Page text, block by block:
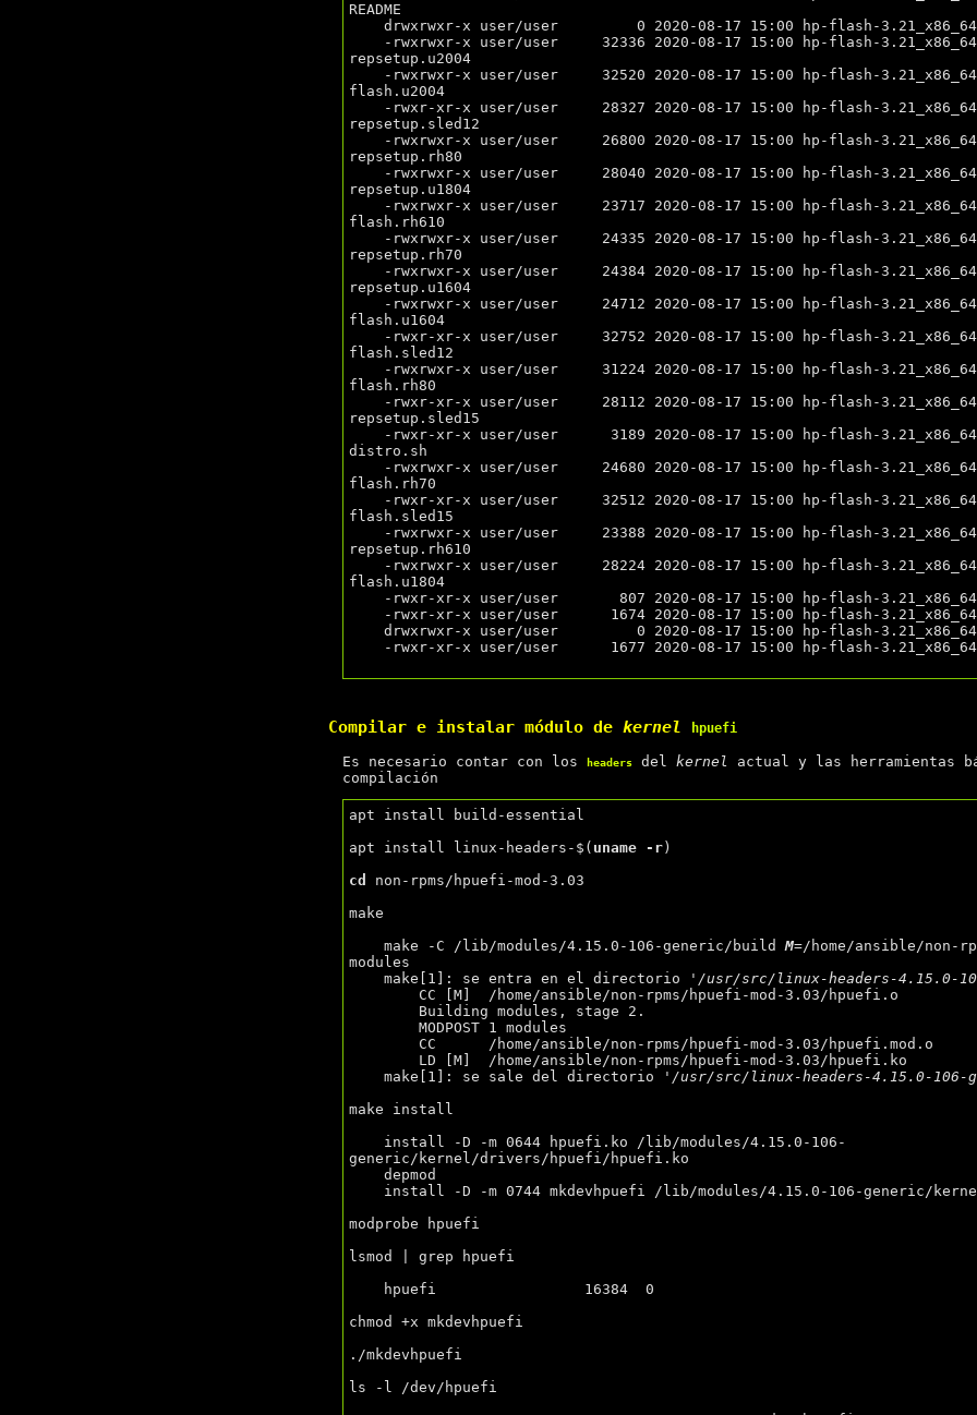
README
    drwxrwxr-x user/user         0 2020-08-17 15:00 hp-flash-3.21_x86_64/builds/
repsetup.u2004
flash.u2004
repsetup.sled12
repsetup.rh80
repsetup.u1804
flash.rh610
repsetup.rh70
repsetup.u1604
flash.u1604
flash.sled12
flash.rh80
repsetup.sled15
distro.sh
flash.rh70
flash.sled15
repsetup.rh610
flash.u1804
    drwxrwxr-x user/user         0 2020-08-17 15:00 hp-flash-3.21_x86_64/bin/
Compilar e instalar módulo de kernel hpuefi
Es necesario contar con los headersdel kernel
actual y las herramientas
compilación
apt install build-essential
apt install linux-headers-$( uname -r )
cd
non-rpms/hpuefi-mod-3.03
make
    make -C /lib/modules/4.15.0-106-generic/build
M=/home/ansible/non-
modules
    make[1]: se entra en el directorio
'/usr/src/linux-headers-4.15.0-
        MODPOST 1 modules
    make[1]: se sale del directorio
'/usr/src/linux-headers-4.15.0-106-
make install
generic/kernel/drivers/hpuefi/hpuefi.ko
    depmod
modprobe hpuefi
lsmod | grep hpuefi
chmod +x mkdevhpuefi
./mkdevhpuefi
ls -l /dev/hpuefi